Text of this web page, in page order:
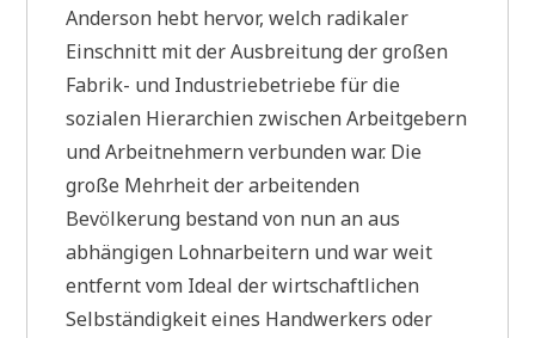
Anderson hebt hervor, welch radikaler
Einschnitt mit der Ausbreitung der großen
Fabrik- und Industriebetriebe für die
sozialen Hierarchien zwischen Arbeitgebern
und Arbeitnehmern verbunden war. Die
große Mehrheit der arbeitenden
Bevölkerung bestand von nun an aus
abhängigen Lohnarbeitern und war weit
entfernt vom Ideal der wirtschaftlichen
Selbständigkeit eines Handwerkers oder